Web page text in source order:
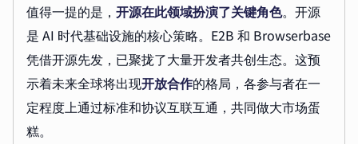
值得一提的是， 开源在此领域扮演了关键角色。开源
是 AI 时代基础设施的核心策略。E2B 和 Browserbase
凭借开源先发，已聚拢了大量开发者共创生态。这预
示着未来全球将出现开放合作的格局，各参与者在一
定程度上通过标准和协议互联互通，共同做大市场蛋
糕。